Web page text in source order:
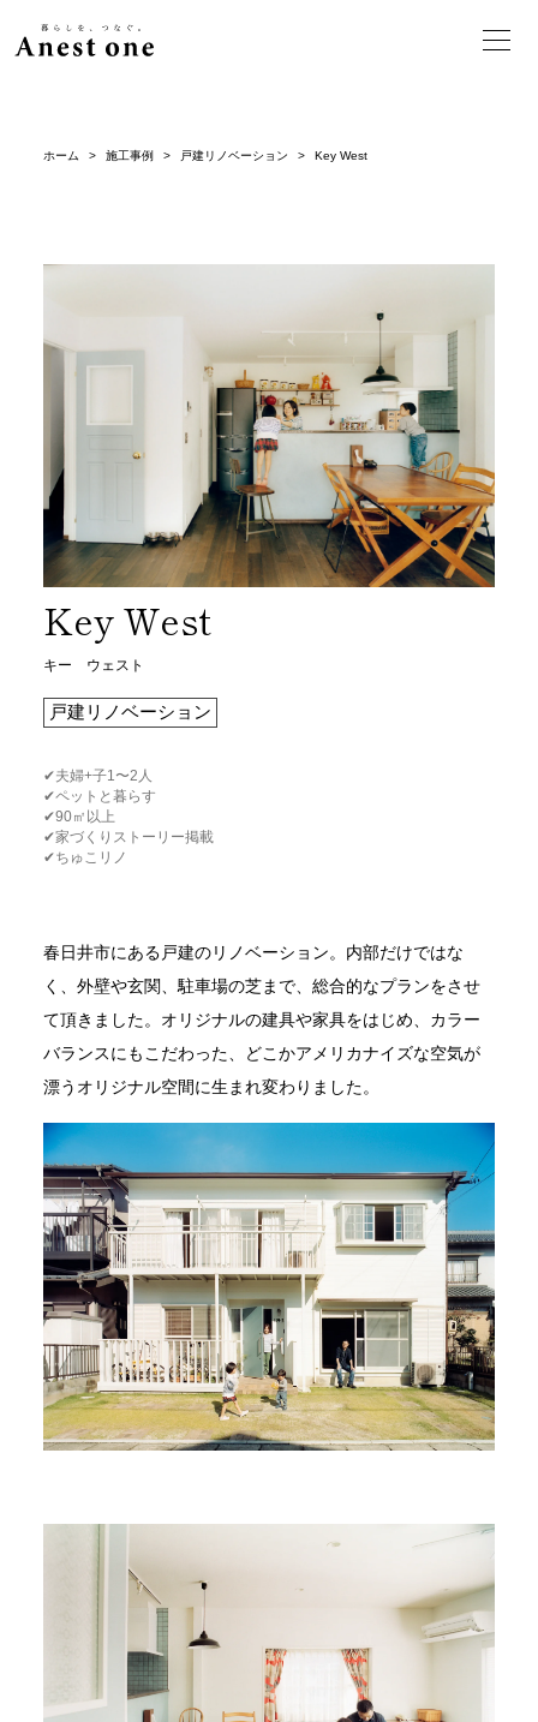
ホーム > 施工事例 > 戸建リノベーション > Key West
Key West
キー ウェスト
戸建リノベーション
✔︎夫婦+子1〜2人
✔︎ペットと暮らす
✔︎90㎡以上
✔︎家づくりストーリー掲載
✔︎ちゅこリノ
春日井市にある戸建のリノベーション。内部だけではな
く、外壁や玄関、駐車場の芝まで、総合的なプランをさせ
て頂きました。オリジナルの建具や家具をはじめ、カラー
バランスにもこだわった、どこかアメリカナイズな空気が
漂うオリジナル空間に生まれ変わりました。